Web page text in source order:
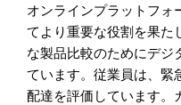
オンラインプラットフォ
てより重要な役割を果た
な製品比較のためにデジ
ています。従業員は、緊
配達を評価しています。